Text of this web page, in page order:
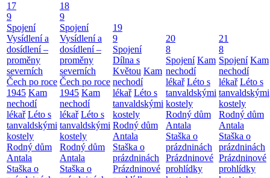
17
9
Spojení
Vysídlení a
dosídlení –
proměny
severních
Čech po roce
1945 Kam
nechodí
lékař Léto s
tanvaldskými
kostely
Rodný dům
Antala
Staška o
18
9
Spojení
Vysídlení a
dosídlení –
proměny
severních
Čech po roce
1945 Kam
nechodí
lékař Léto s
tanvaldskými
kostely
Rodný dům
Antala
Staška o
19
9
Spojení
Dílna s
Květou Kam
nechodí
lékař Léto s
tanvaldskými
kostely
Rodný dům
Antala
Staška o
prázdninách
Prázdninové
20
8
Spojení Kam
nechodí
lékař Léto s
tanvaldskými
kostely
Rodný dům
Antala
Staška o
prázdninách
Prázdninové
prohlídky
21
8
Spojení Kam
nechodí
lékař Léto s
tanvaldskými
kostely
Rodný dům
Antala
Staška o
prázdninách
Prázdninové
prohlídky